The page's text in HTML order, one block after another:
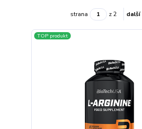
strana z 2 další
TOP produkt